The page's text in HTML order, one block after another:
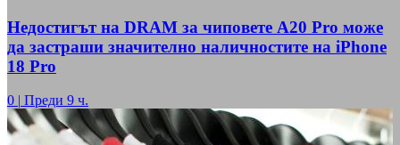
Недостигът на DRAM за чиповете A20 Pro може
да застраши значително наличностите на iPhone
18 Pro
0 | Преди 9 ч.